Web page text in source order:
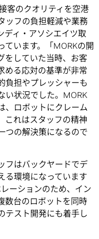
客のクオリティを空港
ッフの負担軽減や業務
ディ・アソシエイツ取
ています。「MORKの開
をしていた当時、お客
める応対の基準が非常
負担やプレッシャーも
い状況でした。MORK
、ロボットにクレーム
これはスタッフの精神
つの解決策になるので
フはバックヤードでデ
る環境になっています
ーションのため、イン
数台のロボットを同時
テスト開発にも着手し